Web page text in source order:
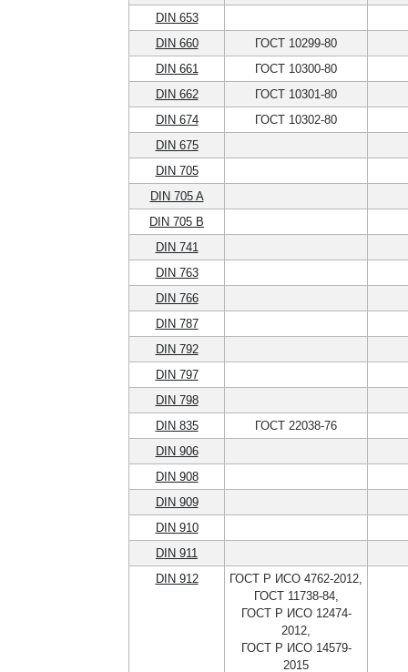
DIN 653
DIN 660
ГОСТ 10299-80
DIN 661
ГОСТ 10300-80
DIN 662
ГОСТ 10301-80
DIN 674
ГОСТ 10302-80
DIN 675
DIN 705
DIN 705 A
DIN 705 B
DIN 741
DIN 763
DIN 766
DIN 787
DIN 792
DIN 797
DIN 798
DIN 835
ГОСТ 22038-76
DIN 906
DIN 908
DIN 909
DIN 910
DIN 911
DIN 912
ГОСТ Р ИСО 4762-2012,
ГОСТ 11738-84,
ГОСТ Р ИСО 12474-
2012,
ГОСТ Р ИСО 14579-
2015